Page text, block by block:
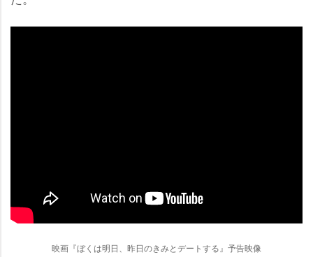
映画『ぼくは明日、昨日のきみとデートする』予告映像